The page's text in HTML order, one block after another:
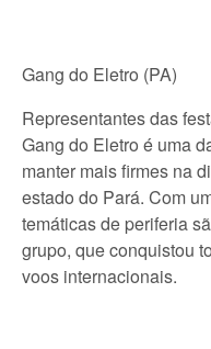
Gang do Eletro (PA)
Representantes das
Gang do Eletro é uma
manter mais firmes na
estado do Pará. Com
temáticas de periferia
grupo, que conquistou
voos internacionais.